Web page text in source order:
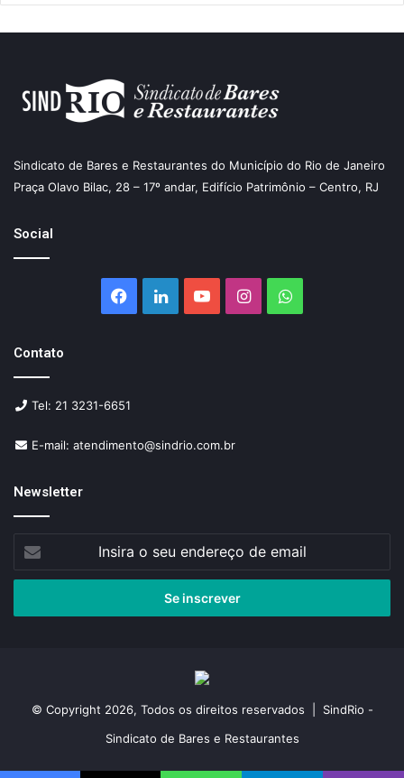
Sindicato de Bares e Restaurantes do Município do Rio de Janeiro
Praça Olavo Bilac, 28 – 17º andar, Edifício Patrimônio – Centro, RJ
Social
Facebook
LinkedinYouTubeInstagramWhatsApp
Contato
Tel: 21 3231-6651
E-mail: atendimento@sindrio.com.br
Newsletter
seu
de
© Copyright 2026, Todos os direitos reservados | SindRio -
Sindicato de Bares e Restaurantes